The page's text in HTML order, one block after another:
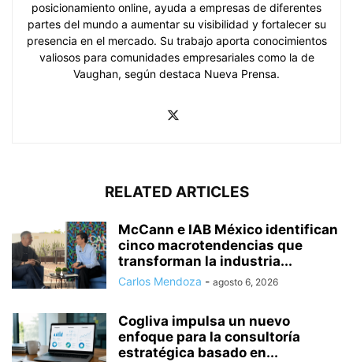
posicionamiento online, ayuda a empresas de diferentes
partes del mundo a aumentar su visibilidad y fortalecer su
presencia en el mercado. Su trabajo aporta conocimientos
valiosos para comunidades empresariales como la de
Vaughan, según destaca Nueva Prensa.
RELATED ARTICLES
McCann e IAB México identifican
cinco macrotendencias que
transforman la industria...
Carlos Mendoza - agosto 6, 2026
Cogliva impulsa un nuevo
enfoque para la consultoría
estratégica basado en...